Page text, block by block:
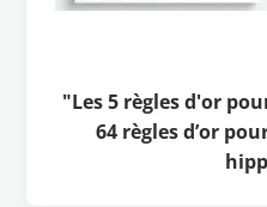
"Les 5 règles d'or
64 règles d’or